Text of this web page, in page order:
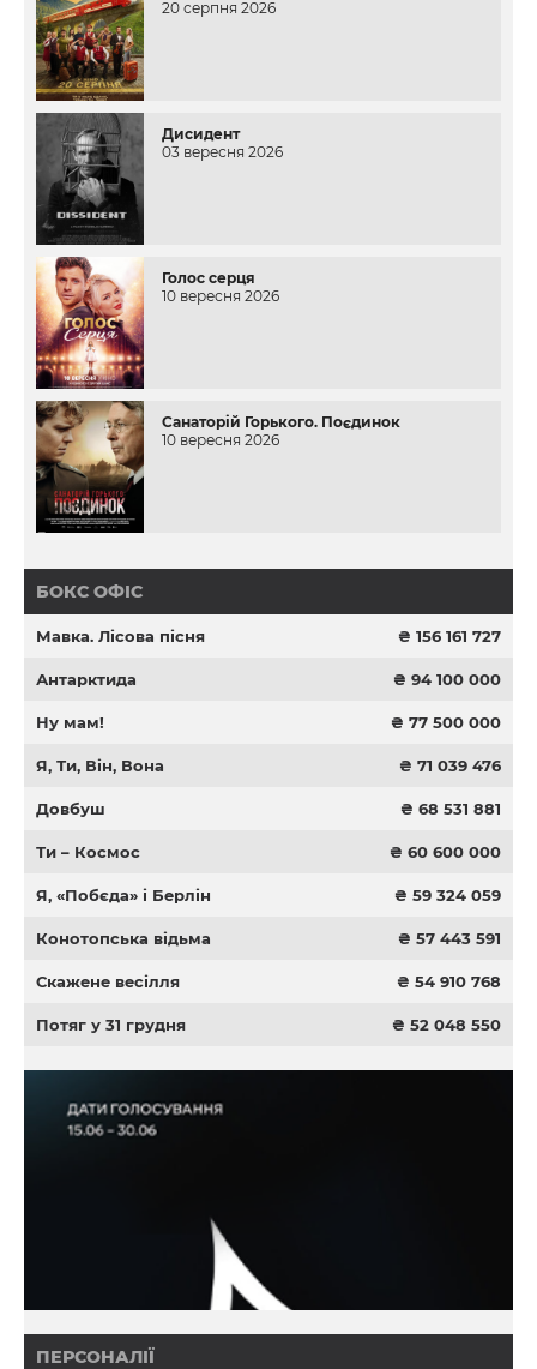
20 серпня 2026
Дисидент
03 вересня 2026
Голос серця
10 вересня 2026
Санаторій Горького. Поєдинок
10 вересня 2026
БОКС ОФІС
Мавка. Лісова пісня ₴ 156 161 727
Антарктида ₴ 94 100 000
Ну мам! ₴ 77 500 000
Я, Ти, Він, Вона ₴ 71 039 476
Довбуш ₴ 68 531 881
Ти – Космос ₴ 60 600 000
Я, «Побєда» і Берлін ₴ 59 324 059
Конотопська відьма ₴ 57 443 591
Скажене весілля ₴ 54 910 768
Потяг у 31 грудня ₴ 52 048 550
ПЕРСОНАЛІЇ